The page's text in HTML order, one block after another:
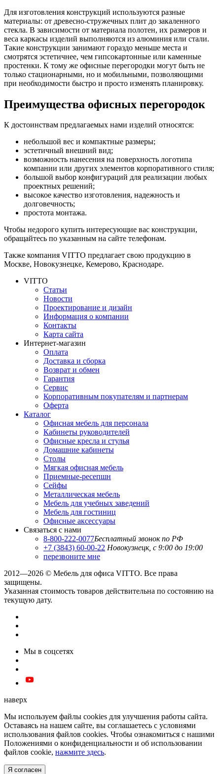
Для изготовления конструкций используются разные
материалы: от древесно-стружечных плит до закаленного
стекла. В зависимости от материала полотен, их размеров и
веса каркасы изделий выполняются из алюминия или стали.
Такие конструкции занимают гораздо меньше места и
смотрятся эстетичнее, чем гипсокартонные или каменные
простенки. К тому же офисные перегородки могут быть не
только стационарными, но и мобильными, позволяющими
при необходимости быстро и просто изменять планировку.
Преимущества офисных перегородок
К достоинствам предлагаемых нами изделий относятся:
небольшой вес и компактные размеры;
эстетичный внешний вид;
возможность нанесения на поверхность логотипа
компании или других элементов корпоративного стиля;
большой выбор конфигураций для реализации любых
проектных решений;
высокое качество изготовления, надежность и
долговечность;
простота монтажа.
Чтобы недорого купить интересующие вас конструкции,
обращайтесь по указанным на сайте телефонам.
Также компания VITTO предлагает свою продукцию в
Москве, Новокузнецке, Кемерово, Краснодаре.
VITTO
Статьи
Новости
Проектирование и дизайн
Информация о компании
Контакты
Карта сайта
Интернет-магазин
Оплата
Доставка и сборка
Возврат и обмен
Гарантия
Сервис
Корпоративным покупателям и партнерам
Оферта
Каталог
Офисная мебель для персонала
Кабинеты руководителей
Офисные кресла и стулья
Домашние кабинеты
Столы
Мягкая офисная мебель
Приемные-ресепшн
Сейфы
Металлическая мебель
Мебель для учебных заведений
Мебель для гостиниц
Офисные аксессуары
Связаться с нами
8-800-222-0077Бесплатный звонок по РФ
+7 (3843) 60-00-22 Новокузнецк, с 9:00 до 19:00
перезвоните мне
2012—2026 © Мебель для офиса VITTO. Все права
защищены.
Указанная стоимость товаров действительна по состоянию на
текущую дату.
Мы в соцсетях
наверх
Мы используем файлы cookies для улучшения работы сайта.
Оставаясь на нашем сайте, вы соглашаетесь с условиями
использования файлов cookies. Чтобы ознакомиться с нашими
Положениями о конфиденциальности и об использовании
файлов cookie, нажмите здесь.
Я согласен